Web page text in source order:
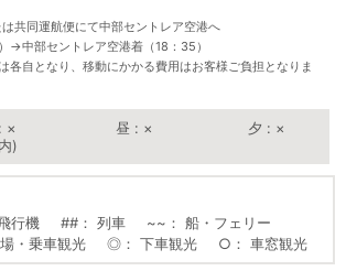
共同運航便にて中部セントレア空港へ
→中部セントレア空港着（18：35）
各自となり、移動にかかる費用はお客様ご負担となりま
×
)
昼 × 夕 ×
行機 ## 列車 ~~
船・フェリー
場・乗車観光 ◎ 下車観光 ○ 車窓観光